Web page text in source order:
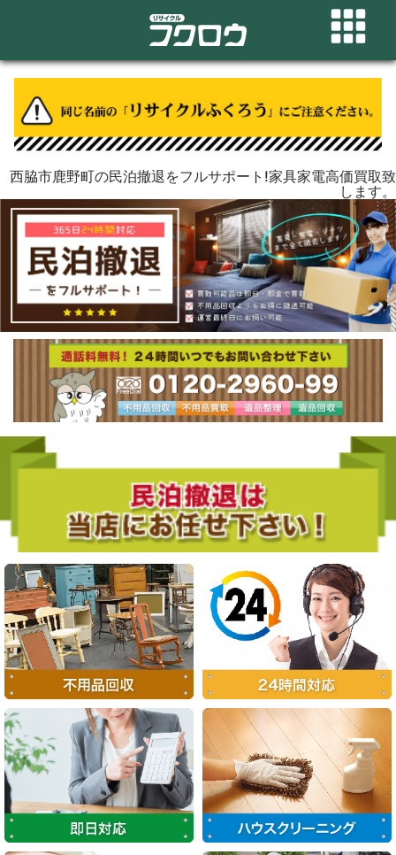
西脇市鹿野町の民泊撤退をフルサポート!家具家電高価買取致
します。